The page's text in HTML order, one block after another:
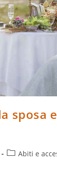
sposa
Categoria
Abiti e